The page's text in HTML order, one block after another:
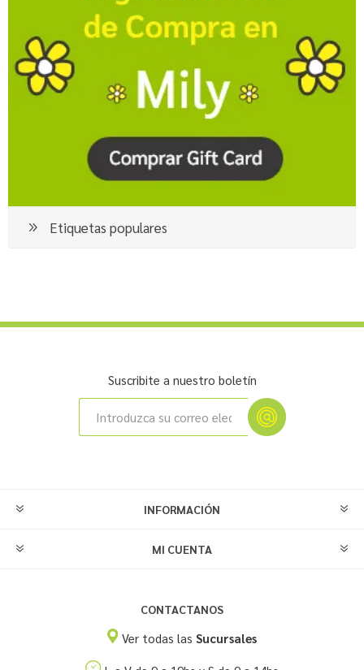
Etiquetas populares
Suscribite a nuestro boletín
INFORMACIÓN
MI CUENTA
CONTACTANOS
Ver todas las Sucursales